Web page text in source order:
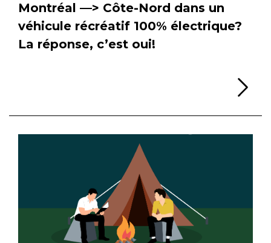
Montréal —> Côte-Nord dans un
véhicule récréatif 100% électrique?
La réponse, c’est oui!